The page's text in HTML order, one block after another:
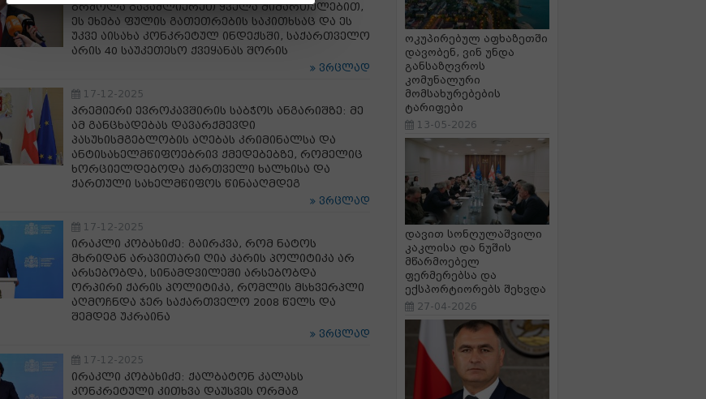
ბრძოლა გავაძლიერეთ ყველა მიმართულებით,
ეს ეხება ფულის გათეთრების საკითხსაც და ეს
უკვე აისახა კონკრეტულ ინდექსში, საქართველო
არის 40 საუკეთესო ქვეყანას შორის
ვრცლად
17-12-2025
პრემიერი ევროკავშირის საბჭოს ანგარიშზე: მე
ამ განცხადებას დავარქმევდი
პასუხისმგებლობის აღებას კრიმინალსა და
ანტისახელმწიფოებრივ ქმედებებზე, რომელიც
ხორციელდებოდა ქართველი ხალხისა და
ქართული სახელმწიფოს წინააღმდეგ
ვრცლად
17-12-2025
ირაკლი კობახიძე: გაირკვა, რომ ნატოს
მხრიდან არავითარი ღია კარის პოლიტიკა არ
არსებობდა, სინამდვილეში არსებობდა
ორპირი ქარის პოლიტიკა, რომლის მსხვერპლი
აღმოჩნდა ჯერ საქართველო 2008 წელს და
შემდეგ უკრაინა
ვრცლად
17-12-2025
ირაკლი კობახიძე: ქალბატონ კალასს
კონკრეტული კითხვა დაუსვეს ორმაგ
ოკუპირებულ აფხაზეთში
დავობენ, ვინ უნდა
განსაზღვროს
კომუნალური
მომსახურებების
ტარიფები
13-05-2026
დავით სონღულაშვილი
კაკლისა და ნუშის
მწარმოებელ
ფერმერებსა და
ექსპორტიორებს შეხვდა
27-04-2026